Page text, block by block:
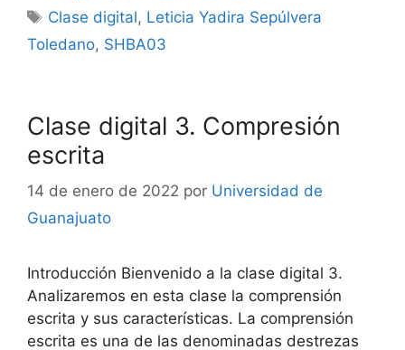
Etiquetas
Clase digital, Leticia Yadira Sepúlvera
Toledano, SHBA03
Clase digital 3. Compresión
escrita
14 de enero de 2022 por Universidad de
Guanajuato
Introducción Bienvenido a la clase digital 3.
Analizaremos en esta clase la comprensión
escrita y sus características. La comprensión
escrita es una de las denominadas destrezas